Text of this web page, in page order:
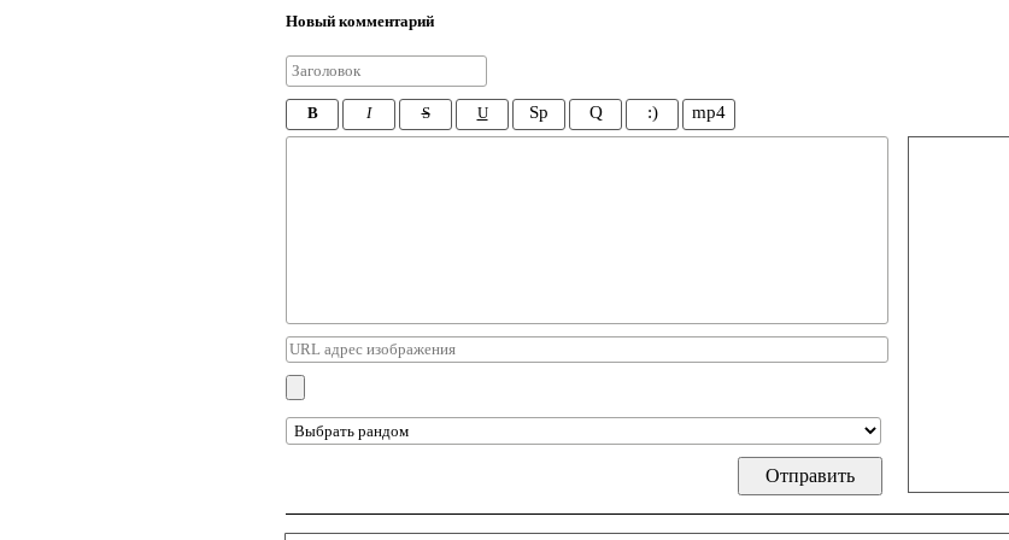
Новый комментарий
B I S U Sp Q :) mp4